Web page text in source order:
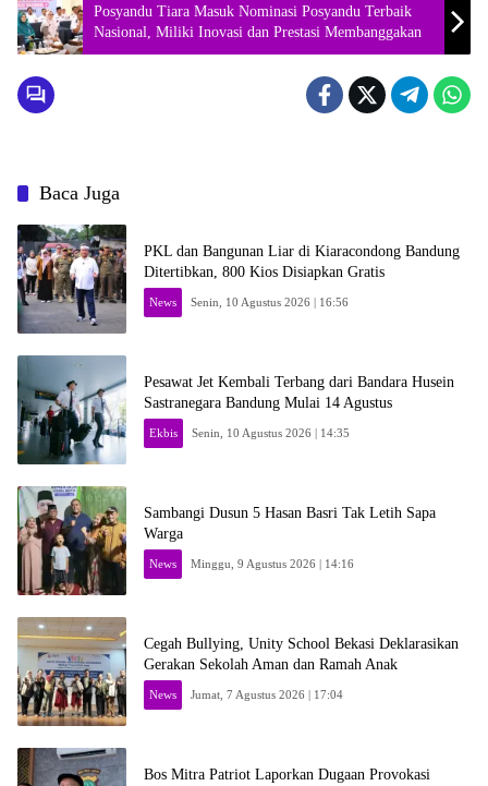
Posyandu Tiara Masuk Nominasi Posyandu Terbaik
Nasional, Miliki Inovasi dan Prestasi Membanggakan
Baca Juga
PKL dan Bangunan Liar di Kiaracondong Bandung
Ditertibkan, 800 Kios Disiapkan Gratis
News Senin, 10 Agustus 2026 | 16:56
Pesawat Jet Kembali Terbang dari Bandara Husein
Sastranegara Bandung Mulai 14 Agustus
Ekbis Senin, 10 Agustus 2026 | 14:35
Sambangi Dusun 5 Hasan Basri Tak Letih Sapa
Warga
News Minggu, 9 Agustus 2026 | 14:16
Cegah Bullying, Unity School Bekasi Deklarasikan
Gerakan Sekolah Aman dan Ramah Anak
News Jumat, 7 Agustus 2026 | 17:04
Bos Mitra Patriot Laporkan Dugaan Provokasi